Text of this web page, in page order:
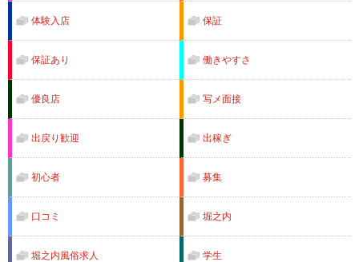
体験入店 保証
保証あり 働きやすさ
優良店 写メ面接
出戻り歓迎 出稼ぎ
初心者 募集
口コミ 堀之内
堀之内風俗求人 学生